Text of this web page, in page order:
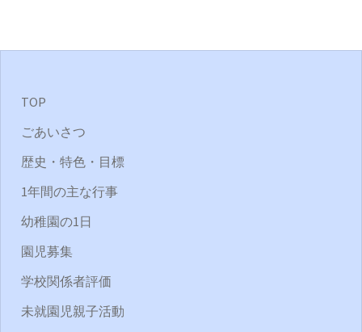
TOP
ごあいさつ
歴史・特色・目標
1年間の主な行事
幼稚園の1日
園児募集
学校関係者評価
未就園児親子活動